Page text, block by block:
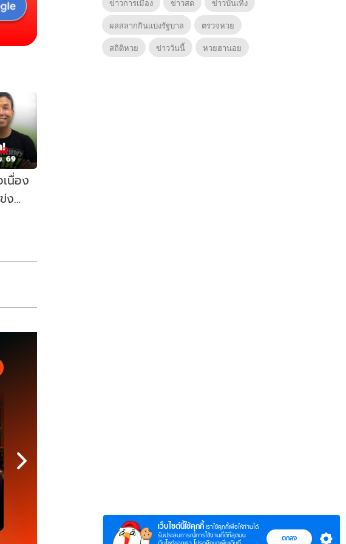
นื่อง
ง
5 6 ภูตถังซาน
(พากย์ไทย) 7 ภูตถังซาน 2
(พากย์ไทย) 8 พบเ
ข่าวการเมือง
ข่าวสด
ข่าวบันเทิง
ผลสลากกินแบ่งรัฐบาล
ตรวจหวย
สถิติหวย
ข่าววันนี้ หวยฮานอย
เว็บไซต์นี้ใช้คุกกี้ เราใช้คุกกี้เพื่อให้ท่านได้
รับประสบการณ์การใช้งานที่ดีที่สุดบน
ตกลง